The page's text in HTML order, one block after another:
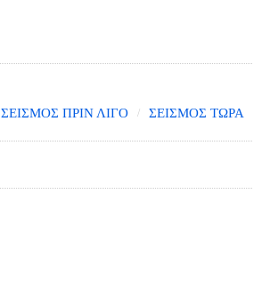
ΣΕΙΣΜΟΣ ΠΡΙΝ ΛΙΓΟ ΣΕΙΣΜΟΣ ΤΩΡΑ